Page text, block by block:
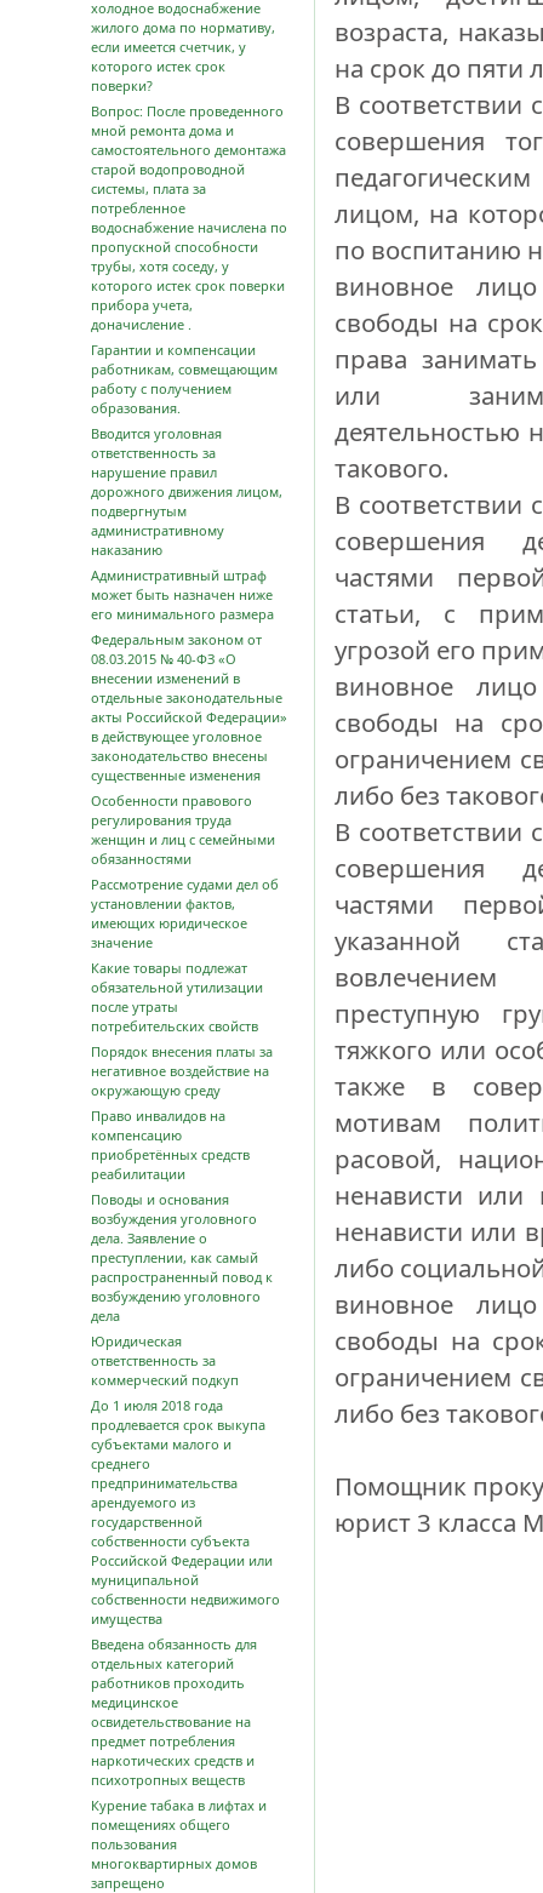
возраста,
на срок до пяти
В соответствии
совершения
лицом, на
по воспитанию
виновное
свободы на
права
или
деятельностью
такового.
В соответствии
совершения
частями
статьи, с
угрозой его
виновное
свободы на
ограничением
либо без
В соответствии
совершения
частями
указанной
вовлечением
преступную
тяжкого или
также в
мотивам
расовой,
ненависти
ненависти или
либо
виновное
свободы на
ограничением
либо без
Помощник
юрист 3 класса
холодное водоснабжение
жилого дома по нормативу,
если имеется счетчик, у
которого истек срок
поверки?
Вопрос: После проведенного
мной ремонта дома и
самостоятельного демонтажа
старой водопроводной
системы, плата за
потребленное
водоснабжение начислена по
пропускной способности
трубы, хотя соседу, у
которого истек срок поверки
прибора учета,
доначисление .
Гарантии и компенсации
работникам, совмещающим
работу с получением
образования.
Вводится уголовная
ответственность за
нарушение правил
дорожного движения лицом,
подвергнутым
административному
наказанию
Административный штраф
может быть назначен ниже
его минимального размера
Федеральным законом от
08.03.2015 № 40-ФЗ «О
внесении изменений в
отдельные законодательные
акты Российской Федерации»
в действующее уголовное
законодательство внесены
существенные изменения
Особенности правового
регулирования труда
женщин и лиц с семейными
обязанностями
Рассмотрение судами дел об
установлении фактов,
имеющих юридическое
значение
Какие товары подлежат
обязательной утилизации
после утраты
потребительских свойств
Порядок внесения платы за
негативное воздействие на
окружающую среду
Право инвалидов на
компенсацию
приобретённых средств
реабилитации
Поводы и основания
возбуждения уголовного
дела. Заявление о
преступлении, как самый
распространенный повод к
возбуждению уголовного
дела
Юридическая
ответственность за
коммерческий подкуп
До 1 июля 2018 года
продлевается срок выкупа
субъектами малого и
среднего
предпринимательства
арендуемого из
государственной
собственности субъекта
Российской Федерации или
муниципальной
собственности недвижимого
имущества
Введена обязанность для
отдельных категорий
работников проходить
медицинское
освидетельствование на
предмет потребления
наркотических средств и
психотропных веществ
Курение табака в лифтах и
помещениях общего
пользования
многоквартирных домов
запрещено